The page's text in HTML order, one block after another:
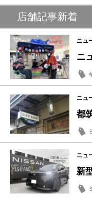
店舗記事新着
ニュ
ニ
ニュ
都
ニュ
新